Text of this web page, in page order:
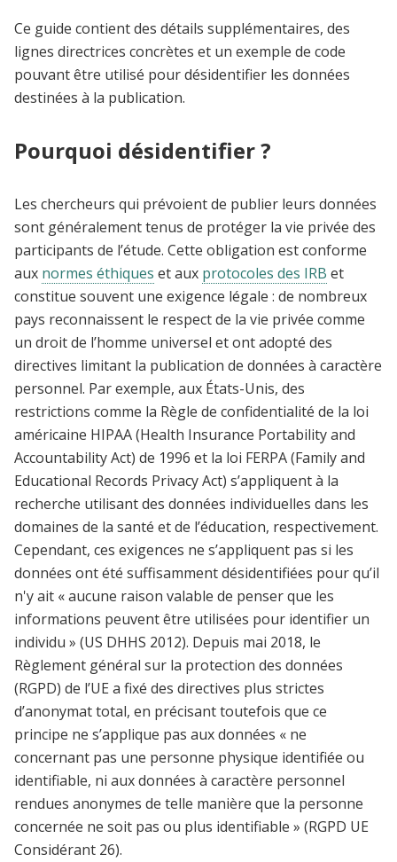
Ce guide contient des détails supplémentaires, des
lignes directrices concrètes et un exemple de code
pouvant être utilisé pour désidentifier les données
destinées à la publication.
Pourquoi désidentifier ?
Les chercheurs qui prévoient de publier leurs données
sont généralement tenus de protéger la vie privée des
participants de l’étude. Cette obligation est conforme
aux normes éthiques et aux protocoles des IRB et
constitue souvent une exigence légale : de nombreux
pays reconnaissent le respect de la vie privée comme
un droit de l’homme universel et ont adopté des
directives limitant la publication de données à caractère
personnel. Par exemple, aux États-Unis, des
restrictions comme la Règle de confidentialité de la loi
américaine HIPAA (Health Insurance Portability and
Accountability Act) de 1996 et la loi FERPA (Family and
Educational Records Privacy Act) s’appliquent à la
recherche utilisant des données individuelles dans les
domaines de la santé et de l’éducation, respectivement.
Cependant, ces exigences ne s’appliquent pas si les
données ont été suffisamment désidentifiées pour qu’il
n'y ait « aucune raison valable de penser que les
informations peuvent être utilisées pour identifier un
individu » (US DHHS 2012). Depuis mai 2018, le
Règlement général sur la protection des données
(RGPD) de l’UE a fixé des directives plus strictes
d’anonymat total, en précisant toutefois que ce
principe ne s’applique pas aux données « ne
concernant pas une personne physique identifiée ou
identifiable, ni aux données à caractère personnel
rendues anonymes de telle manière que la personne
concernée ne soit pas ou plus identifiable » (RGPD UE
Considérant 26).